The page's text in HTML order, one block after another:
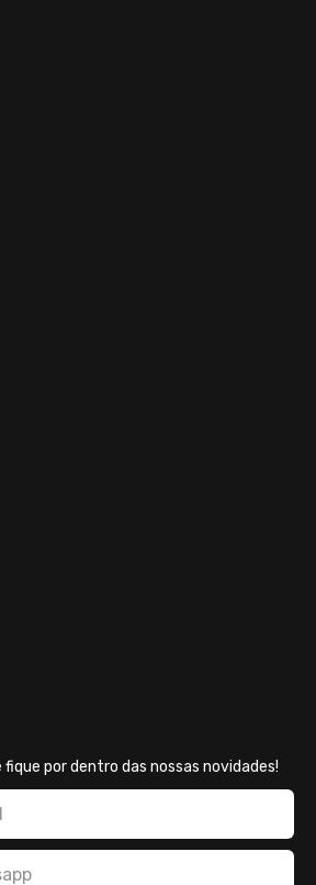
por dentro das nossas novidades!